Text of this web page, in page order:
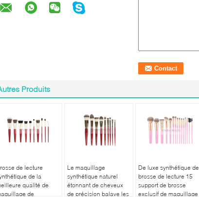
Produits
de lecture
de la
qualité de
de
Le maquillage
synthétique naturel
étonnant de cheveux
de précision balaye les
De luxe synthétique de
brosse de lecture 15
support de brosse
exclusif de maquillage